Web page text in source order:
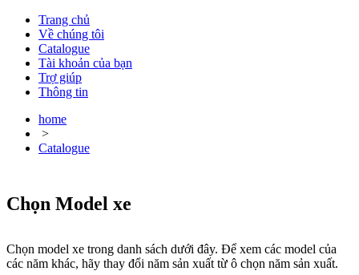
Trang chủ
Về chúng tôi
Catalogue
Tài khoản của bạn
Trợ giúp
Thông tin
home
>
Catalogue
Chọn Model xe
Chọn model xe trong danh sách dưới đây. Để xem các model của
các năm khác, hãy thay đổi năm sản xuất từ ô chọn năm sản xuất.